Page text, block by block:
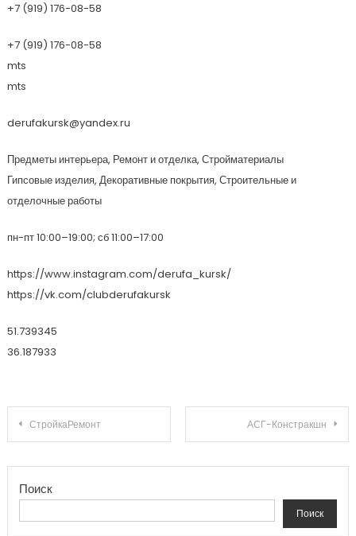
+7 (919) 176-08-58
+7 (919) 176-08-58
mts
mts
derufakursk@yandex.ru
Предметы интерьера, Ремонт и отделка, Стройматериалы
Гипсовые изделия, Декоративные покрытия, Строительные и
отделочные работы
пн-пт 10:00–19:00; сб 11:00–17:00
https://www.instagram.com/derufa_kursk/
https://vk.com/clubderufakursk
51.739345
36.187933
Навигация по записям
СтройкаРемонт АСГ-Констракшн
Поиск
Поиск